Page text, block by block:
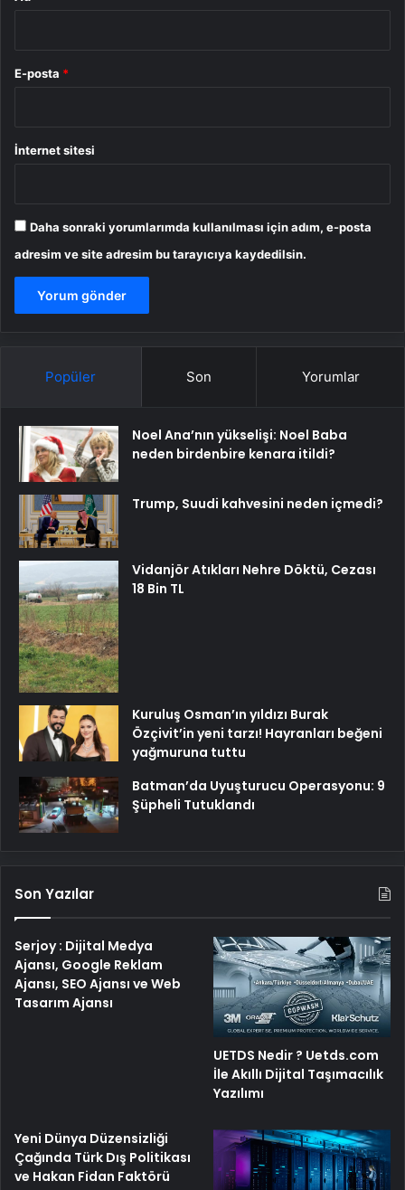
E-posta *
İnternet sitesi
Daha sonraki yorumlarımda kullanılması için adım, e-posta
adresim ve site adresim bu tarayıcıya kaydedilsin.
Popüler Son Yorumlar
Noel Ana’nın yükselişi: Noel Baba
neden birdenbire kenara itildi?
Trump, Suudi kahvesini neden içmedi?
Vidanjör Atıkları Nehre Döktü, Cezası
18 Bin TL
Kuruluş Osman’ın yıldızı Burak
Özçivit’in yeni tarzı! Hayranları beğeni
yağmuruna tuttu
Batman’da Uyuşturucu Operasyonu: 9
Şüpheli Tutuklandı
Son Yazılar
Serjoy : Dijital Medya
Ajansı, Google Reklam
Ajansı, SEO Ajansı ve Web
Tasarım Ajansı
UETDS Nedir ? Uetds.com
İle Akıllı Dijital Taşımacılık
Yazılımı
Yeni Dünya Düzensizliği
Çağında Türk Dış Politikası
ve Hakan Fidan Faktörü